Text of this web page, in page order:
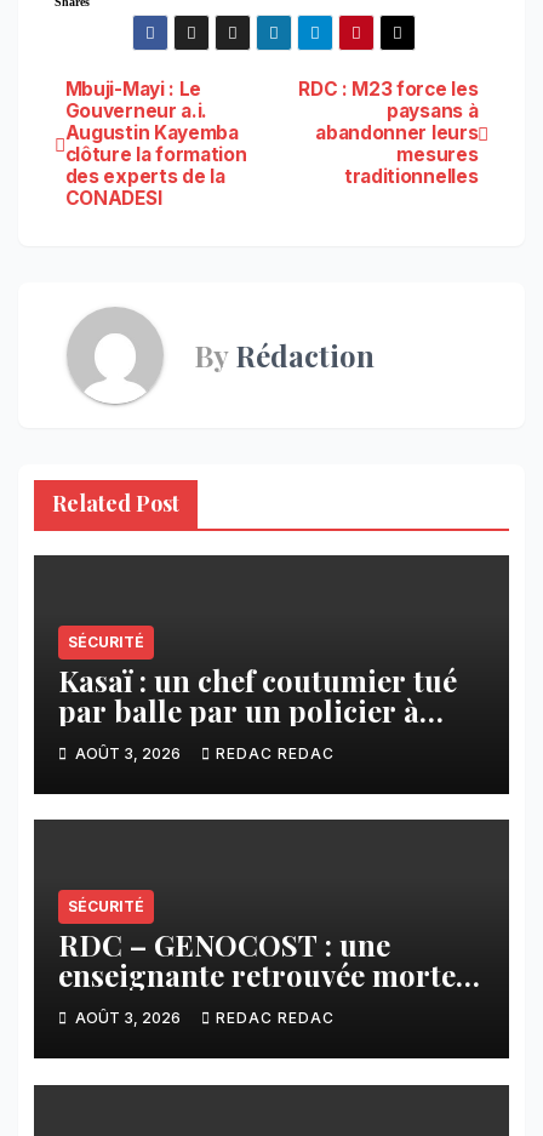
Navigation
de
l’article
RDC : M23 force les
paysans à
abandonner leurs
mesures
traditionnelles
Mbuji-Mayi : Le
Gouverneur a.i.
Augustin Kayemba
clôture la formation
des experts de la
CONADESI
ByRédaction
Related Post
SÉCURITÉ
Kasaï : un chef coutumier tué
par balle par un policier à
Kamuesha, la tension monte
AOÛT 3, 2026 REDAC REDAC
SÉCURITÉ
RDC – GENOCOST : une
enseignante retrouvée morte à
l’Est, un drame qui ravive la
douleur des populations
civiles
AOÛT 3, 2026 REDAC REDAC